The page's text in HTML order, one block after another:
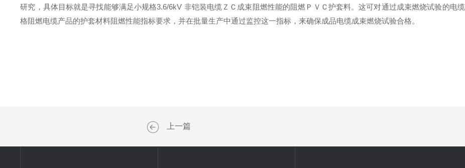
研究，具体目标就是寻找能够满足小规格3.6/6kV 非铠装电缆ＺＣ成束阻燃性能的阻燃ＰＶＣ护套料。这可对通过成束燃烧试验的电
格阻燃电缆产品的护套材料阻燃性能指标要求，并在批量生产中通过监控这一指标，来确保成品电缆成束燃烧试验合格。
上一篇